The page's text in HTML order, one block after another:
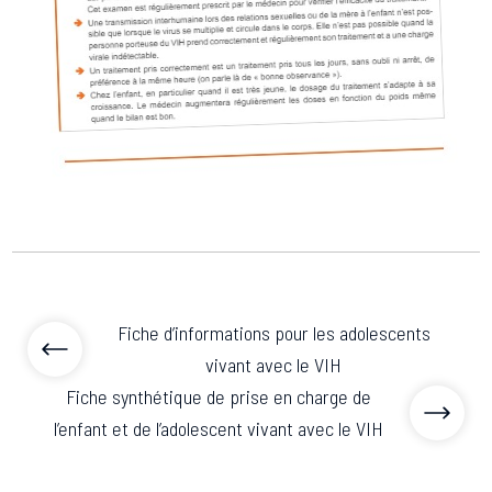
Associations de patient.e.s
Collaboration avec les acteurs communautaires
Cellules Émergence
Retrouvez toutes les cellules Émergence, actives ou
inactives.
Fiche d’informations pour les adolescents
vivant avec le VIH
Fiche synthétique de prise en charge de
l’enfant et de l’adolescent vivant avec le VIH